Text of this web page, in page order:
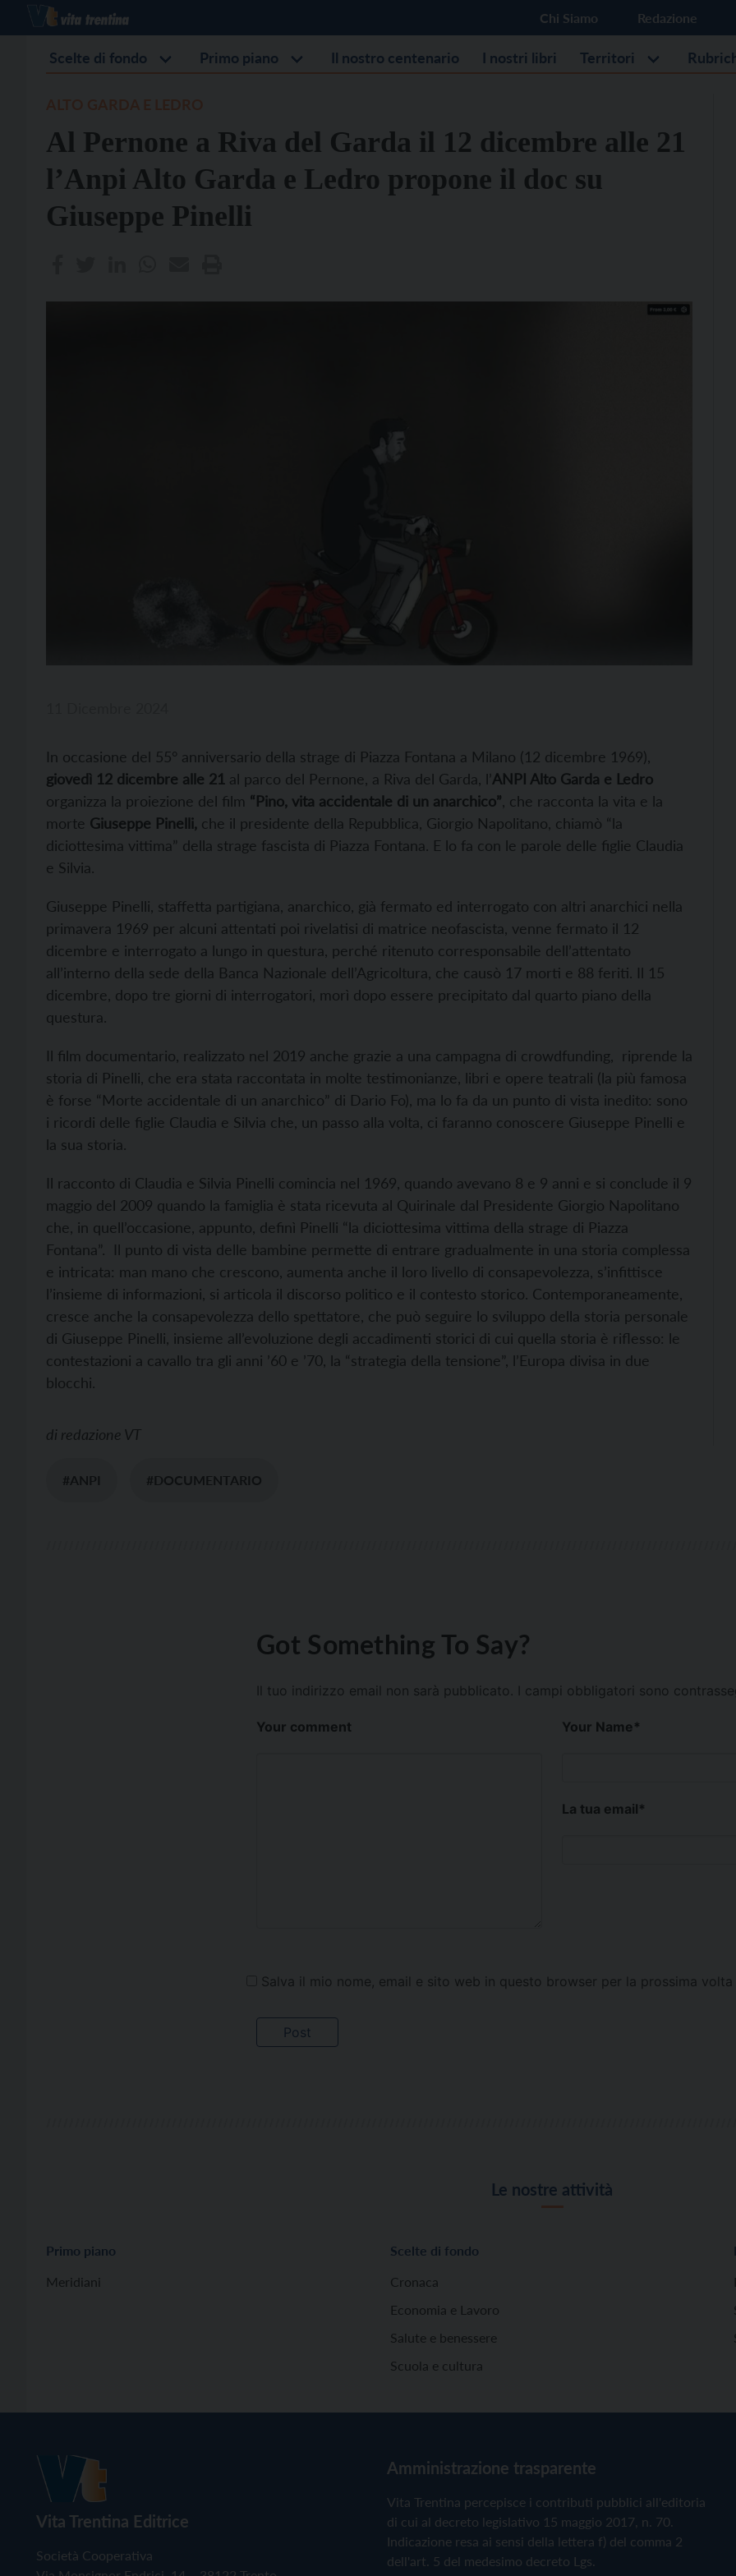
Chi Siamo Redazione
Scelte di fondo Primo piano Il nostro centenario I nostri libri Territori
Al Pernone a Riva del Garda il 12 dicembre alle 21
l’Anpi Alto Garda e Ledro propone il doc su
Giuseppe Pinelli
In occasione del 55° anniversario della strage di Piazza Fontana a Milano (12 dicembre 1969),
giovedì 12 dicembre alle 21 al parco del Pernone, a Riva del Garda, l’ANPI Alto Garda e Ledro
organizza la proiezione del film “Pino, vita accidentale di un anarchico” , che racconta la vita e la
morte Giuseppe Pinelli, che il presidente della Repubblica, Giorgio Napolitano, chiamò “la
diciottesima vittima” della strage fascista di Piazza Fontana. E lo fa con le parole delle figlie Claudia
e Silvia.
Giuseppe Pinelli, staffetta partigiana, anarchico, già fermato ed interrogato con altri anarchici nella
primavera 1969 per alcuni attentati poi rivelatisi di matrice neofascista, venne fermato il 12
dicembre e interrogato a lungo in questura, perché ritenuto corresponsabile dell’attentato
all’interno della sede della Banca Nazionale dell’Agricoltura, che causò 17 morti e 88 feriti. Il 15
dicembre, dopo tre giorni di interrogatori, morì dopo essere precipitato dal quarto piano della
questura.
Il film documentario, realizzato nel 2019 anche grazie a una campagna di crowdfunding, riprende la
storia di Pinelli, che era stata raccontata in molte testimonianze, libri e opere teatrali (la più famosa
è forse “Morte accidentale di un anarchico” di Dario Fo), ma lo fa da un punto di vista inedito: sono
i ricordi delle figlie Claudia e Silvia che, un passo alla volta, ci faranno conoscere Giuseppe Pinelli e
la sua storia.
Il racconto di Claudia e Silvia Pinelli comincia nel 1969, quando avevano 8 e 9 anni e si conclude il 9
maggio del 2009 quando la famiglia è stata ricevuta al Quirinale dal Presidente Giorgio Napolitano
che, in quell’occasione, appunto, definì Pinelli “la diciottesima vittima della strage di Piazza
Fontana”. Il punto di vista delle bambine permette di entrare gradualmente in una storia complessa
e intricata: man mano che crescono, aumenta anche il loro livello di consapevolezza, s’infittisce
l’insieme di informazioni, si articola il discorso politico e il contesto storico. Contemporaneamente,
cresce anche la consapevolezza dello spettatore, che può seguire lo sviluppo della storia personale
di Giuseppe Pinelli, insieme all’evoluzione degli accadimenti storici di cui quella storia è riflesso: le
contestazioni a cavallo tra gli anni ’60 e ’70, la “strategia della tensione”, l’Europa divisa in due
blocchi.
di redazione VT
#ANPI #DOCUMENTARIO
Got Something To Say?
Il tuo indirizzo email non sarà pubblicato. I campi obbligatori sono
Your comment Your Name*
La tua email*
Salva il mio nome, email e sito web in questo browser per la prossima volta
Le nostre attività
Primo piano
Meridiani
Scelte di fondo
Cronaca
Economia e Lavoro
Salute e benessere
Scuola e cultura
Vita Trentina Editrice
Società Cooperativa
Amministrazione trasparente
Vita Trentina percepisce i contributi pubblici all'editoria
di cui al decreto legislativo 15 maggio 2017, n. 70.
Indicazione resa ai sensi della lettera f) del comma 2
dell'art. 5 del medesimo decreto Lgs.